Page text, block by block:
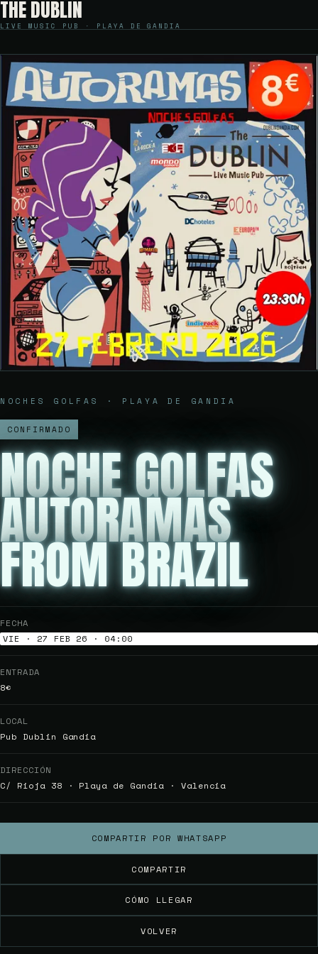
THE DUBLIN
LIVE MUSIC PUB · PLAYA DE GANDIA
NOCHES GOLFAS · PLAYA DE GANDIA
CONFIRMADO
NOCHE GOLFAS
AUTORAMAS
FROM BRAZIL
FECHA
VIE · 27 FEB 26 · 04:00
ENTRADA
8€
LOCAL
Pub Dublin Gandia
DIRECCIÓN
C/ Rioja 38 · Playa de Gandia · Valencia
COMPARTIR POR WHATSAPP
COMPARTIR
CÓMO LLEGAR
VOLVER